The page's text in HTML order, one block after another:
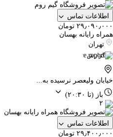
اطلاعات تماس
۲۹٫۰۹۰٫۰۰۰ تومان
همراه رایانه بهسان
تهران
گزارش
خیابان ولیعصر نرسیده به...
باز (تا ۲۰:۳۰)
۲
اطلاعات تماس
۲۹٫۴۰۰٫۰۰۰ تومان